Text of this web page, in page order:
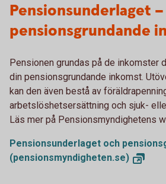
Pensionsunderlaget –
pensionsgrundande
Pensionen grundas på de inkomster
din pensionsgrundande inkomst.
kan den även bestå av
arbetslöshetsersättning och sjuk-
Läs mer på Pensionsmyndighetens
Pensionsunderlaget och
(pensionsmyndigheten.se)